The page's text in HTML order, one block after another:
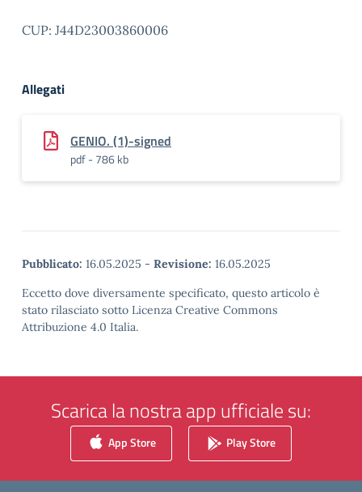
CUP: J44D23003860006
Allegati
GENIO. (1)-signed
pdf - 786 kb
Pubblicato: 16.05.2025 - Revisione: 16.05.2025
Eccetto dove diversamente specificato, questo articolo è
stato rilasciato sotto Licenza Creative Commons
Attribuzione 4.0 Italia.
Scarica la nostra app ufficiale su:
App Store Play Store